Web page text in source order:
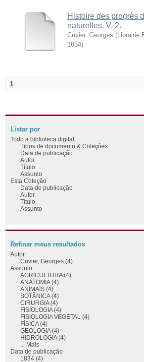
Histoire des progrès
naturelles. V. 2.
Cuvier, Georges (
1834)
1
Listar por
Todo a biblioteca digital
Tipos de documento & Coleções
Data de publicação
Autor
Título
Assunto
Esta Coleção
Data de publicação
Autor
Título
Assunto
Refinar meus resultados
Autor
Cuvier, Georges (4)
Assunto
AGRICULTURA (4)
ANATOMIA (4)
ANIMAIS (4)
BOTÂNICA (4)
CIRURGIA (4)
FISIOLOGIA (4)
FISIOLOGIA VEGETAL (4)
FÍSICA (4)
GEOLOGIA (4)
HIDROLOGIA (4)
... Mais
Data de publicação
1834 (4)